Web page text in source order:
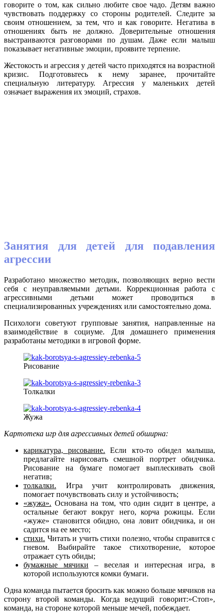
говорите о том, как сильно любите свое чадо. Детям важно
чувствовать поддержку со стороны родителей. Следите за
своим отношением, за тем, что и как говорите. Негатива в
отношениях быть не должно. Доверительные отношения
выстраиваются разговорами по душам. Даже если малыш
показывает негативные эмоции, проявите терпение.
Жестокость и агрессия у детей часто приходятся на возрастной
кризис. Подготовьтесь к нему заранее, прочитайте
специальную литературу. Агрессия у маленьких детей
означает выражения их эмоций, страхов.
Занятия для детей для подавления
агрессии
Разработано множество методик, позволяющих верно вести
себя с неуправляемыми детьми. Коррекционная работа с
агрессивными детьми может проводиться в
специализированных учреждениях или самостоятельно дома.
Психологи советуют групповые занятия, направленные на
взаимодействие в социуме. Для домашнего применения
разработаны методики в игровой форме.
Рисование
Толкалки
Жужа
Картотека игр для агрессивных детей обширна:
карикатура, рисование. Если кто-то обидел малыша,
предлагайте нарисовать смешной портрет обидчика.
Рисование на бумаге помогает выплескивать свой
негатив;
толкалки. Игра учит контролировать движения,
помогает почувствовать силу и устойчивость;
«жужа». Основана на том, что один сидит в центре, а
остальные бегают вокруг него, корча рожицы. Если
«жуже» становится обидно, она ловит обидчика, и он
садится на ее место;
стихи. Читать и учить стихи полезно, чтобы справится с
гневом. Выбирайте такое стихотворение, которое
отражает суть обиды;
бумажные мячики – веселая и интересная игра, в
которой используются комки бумаги.
Одна команда пытается бросить как можно больше мячиков на
сторону второй команды. Когда ведущий говорит:»Стоп»,
команда, на стороне которой меньше мечей, побеждает.